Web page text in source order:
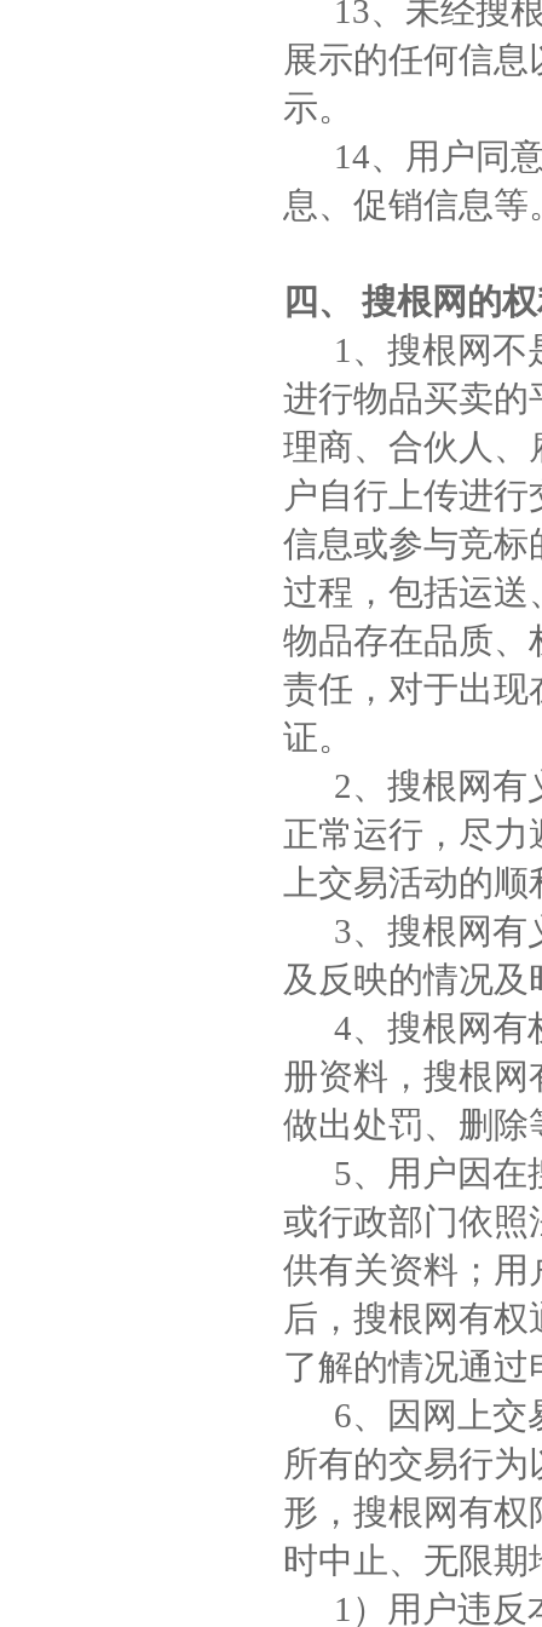
13、未经搜根
展示的任何信
示。
14、用户同意
息、促销信息等
四、 搜根网的
1、搜根网不
进行物品买卖的
理商、合伙人、
户自行上传进
信息或参与竞标
过程，包括运送
物品存在品质、
责任，对于出现
证。
2、搜根网有
正常运行，尽
上交易活动的
3、搜根网有
及反映的情况及
4、搜根网有
册资料，搜根
做出处罚、删除
5、用户因在
或行政部门依照
供有关资料；用
后，搜根网有
了解的情况通
6、因网上交
所有的交易行
形，搜根网有
时中止、无限
1）用户违反